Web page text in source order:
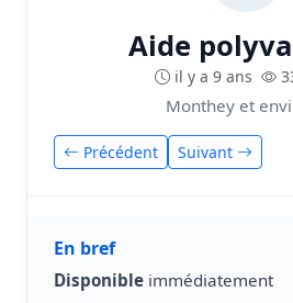
Aide
il y a 9 ans
Monthey et
Précédent Suivant
En bref
Disponible immédiatement